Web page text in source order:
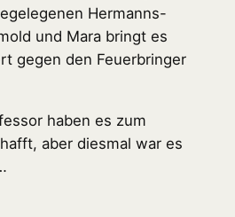
Hermanns-
und Mara bringt es
gegen den Feuerbringer
haben es zum
aber diesmal war es